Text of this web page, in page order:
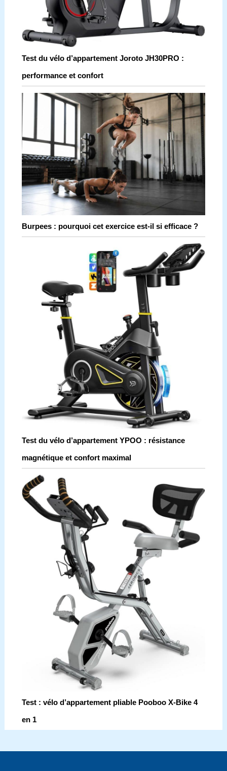
Test du vélo d’appartement Joroto JH30PRO :
performance et confort
Burpees : pourquoi cet exercice est-il si efficace ?
Test du vélo d’appartement YPOO : résistance
magnétique et confort maximal
Test : vélo d’appartement pliable Pooboo X-Bike 4
en 1